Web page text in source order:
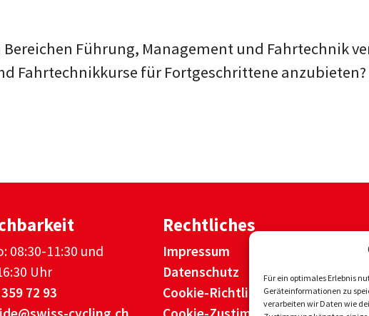
Für ein optimales Erlebnis
Geräteinformationen zu
verarbeiten wir Daten wie
Führung, Management und Fahrtechnik
Fahrtechnikkurse für Fortgeschrittene
08:30-11:30 und
Uhr
72 93
Rechtliches
Impressum
Datenschutz
Cookie-Richtlinien